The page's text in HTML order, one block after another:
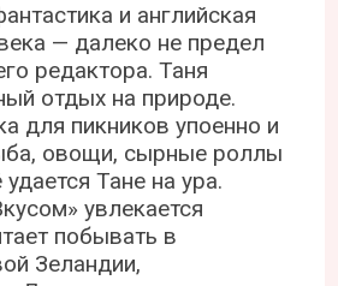
и английская
— далеко не предел
редактора. Таня
отдых на природе.
для пикников упоенно и
овощи, сырные роллы
Тане на ура.
увлекается
побывать в
Зеландии,